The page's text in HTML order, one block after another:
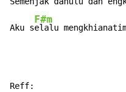
Aku s
F#m
elalu